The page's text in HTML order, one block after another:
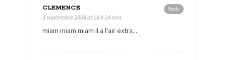
Reply
CLEMENCE
3 septembre 2008 at 18 h 24 min
miam miam miam il a l'air extra...